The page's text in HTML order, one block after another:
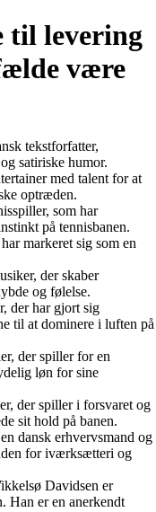
til levering
være
tekstforfatter,
satiriske humor.
med talent for at
optræden.
som har
på tennisbanen.
markeret sig som en
der skaber
og følelse.
der har gjort sig
til at dominere i luften på
der spiller for en
løn for sine
der spiller i forsvaret og
sit hold på banen.
dansk erhvervsmand og
for iværksætteri og
Davidsen er
Han er en anerkendt